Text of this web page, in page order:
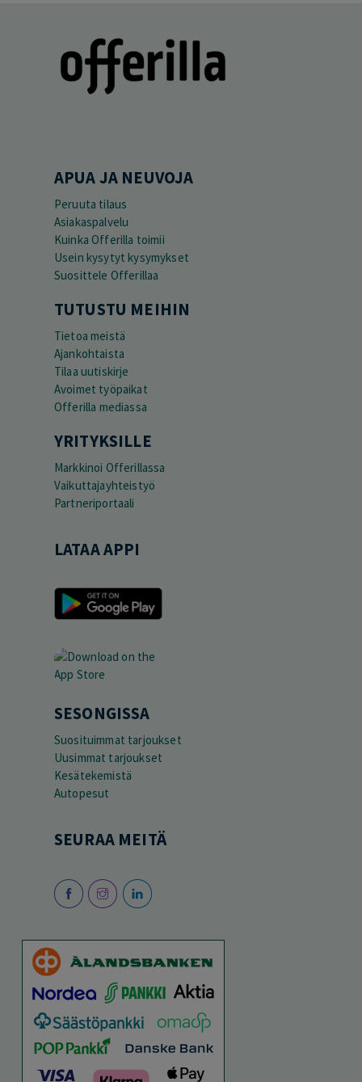
APUA JA NEUVOJA
Peruuta tilaus
Asiakaspalvelu
Kuinka Offerilla toimii
Usein kysytyt kysymykset
Suosittele Offerillaa
TUTUSTU MEIHIN
Tietoa meistä
Ajankohtaista
Tilaa uutiskirje
Avoimet työpaikat
Offerilla mediassa
YRITYKSILLE
Markkinoi Offerillassa
Vaikuttajayhteistyö
Partneriportaali
LATAA APPI
SESONGISSA
Suosituimmat tarjoukset
Uusimmat tarjoukset
Kesätekemistä
Autopesut
SEURAA MEITÄ